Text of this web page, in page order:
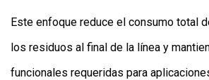
Este enfoque reduce el consumo total
los residuos al final de la línea y
funcionales requeridas para